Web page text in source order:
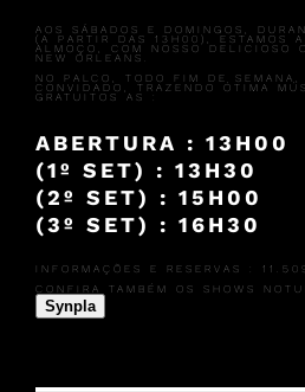
AOS SÁBADOS E DOMINGOS,
(A PARTIR DAS 13H00), ESTAMOS
ALMOÇO, COM NOSSO DELICIOSO
NEW ORLEANS.
NO PALCO, TODO FIM DE SEMANA,
CONVIDADO, TRAZENDO ÓTIMA
GRATUITOS AS :
ABERTURA : 13H00
(1º SET) : 13H30
(2º SET) : 15H00
(3º SET) : 16H30
INFORMAÇÕES E RESERVAS :
CONFIRA TAMBÉM OS SHOWS
Synpla